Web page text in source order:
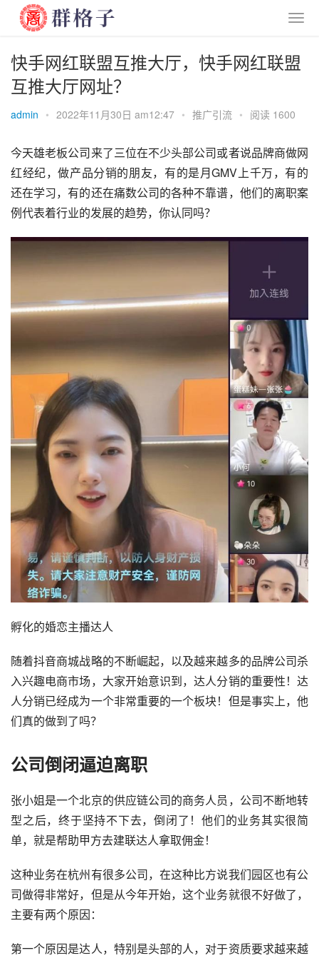
快手网红联盟互推大厅，快手网红联盟
互推大厅网址？
admin • 2022年11月30日 am12:47 • 推广引流 • 阅读 1600
今天雄老板公司来了三位在不少头部公司或者说品牌商做网
红经纪，做产品分销的朋友，有的是月GMV上千万，有的
还在学习，有的还在痛数公司的各种不靠谱，他们的离职案
例代表着行业的发展的趋势，你认同吗？
孵化的婚恋主播达人
随着抖音商城战略的不断崛起，以及越来越多的品牌公司杀
入兴趣电商市场，大家开始意识到，达人分销的重要性！达
人分销已经成为一个非常重要的一个板块！但是事实上，他
们真的做到了吗？
公司倒闭逼迫离职
张小姐是一个北京的供应链公司的商务人员，公司不断地转
型之后，终于坚持不下去，倒闭了！他们的业务其实很简
单，就是帮助甲方去建联达人拿取佣金！
这种业务在杭州有很多公司，在这种比方说我们园区也有公
司做得非常好，但是从今年开始，这个业务就很不好做了，
主要有两个原因：
第一个原因是达人，特别是头部的人，对于资质要求越来越